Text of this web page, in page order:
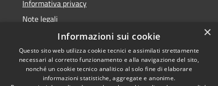
Informativa privacy
Note legali
Dichiarazione di accessibilità
RSS Copyright © 2026 • Comune di
×
Informazioni sui cookie
Questo sito web utilizza cookie tecnici e assimilati strettamente
necessari al corretto funzionamento e alla navigazione del sito,
nonché un cookie tecnico analitico al solo fine di elaborare
informazioni statistiche, aggregate e anonime.